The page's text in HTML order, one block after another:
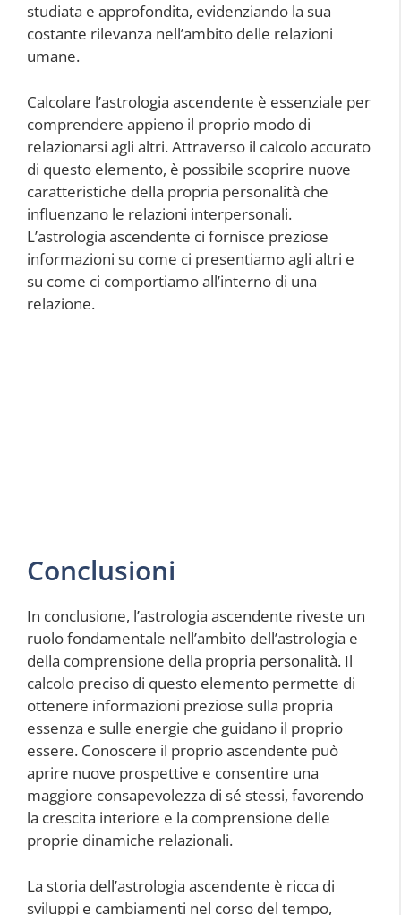
studiata e approfondita, evidenziando la sua
costante rilevanza nell’ambito delle relazioni
umane.
Calcolare l’astrologia ascendente è essenziale per
comprendere appieno il proprio modo di
relazionarsi agli altri. Attraverso il calcolo accurato
di questo elemento, è possibile scoprire nuove
caratteristiche della propria personalità che
influenzano le relazioni interpersonali.
L’astrologia ascendente ci fornisce preziose
informazioni su come ci presentiamo agli altri e
su come ci comportiamo all’interno di una
relazione.
Conclusioni
In conclusione, l’astrologia ascendente riveste un
ruolo fondamentale nell’ambito dell’astrologia e
della comprensione della propria personalità. Il
calcolo preciso di questo elemento permette di
ottenere informazioni preziose sulla propria
essenza e sulle energie che guidano il proprio
essere. Conoscere il proprio ascendente può
aprire nuove prospettive e consentire una
maggiore consapevolezza di sé stessi, favorendo
la crescita interiore e la comprensione delle
proprie dinamiche relazionali.
La storia dell’astrologia ascendente è ricca di
sviluppi e cambiamenti nel corso del tempo,